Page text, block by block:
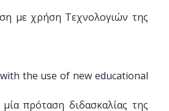
με χρήση Τεχνολογιών της
the use of new educational
πρόταση διδασκαλίας της